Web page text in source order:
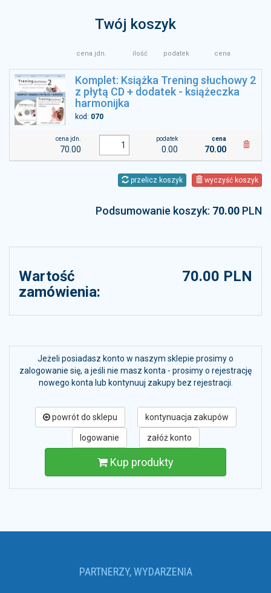
Twój koszyk
cena jdn. ilość podatek cena
Komplet: Książka Trening słuchowy 2
z płytą CD + dodatek - książeczka
harmonijka
kod: 070
cena jdn.
70.00
podatek
0.00
cena
70.00
przelicz koszyk wyczyść koszyk
Podsumowanie koszyk: 70.00 PLN
Wartość
zamówienia:
70.00 PLN
Jeżeli posiadasz konto w naszym sklepie prosimy o
zalogowanie się, a jeśli nie masz konta - prosimy o rejestrację
nowego konta lub kontynuuj zakupy bez rejestracji.
powrót do sklepu kontynuacja zakupów
logowanie załóż konto
Kup produkty
PARTNERZY, WYDARZENIA